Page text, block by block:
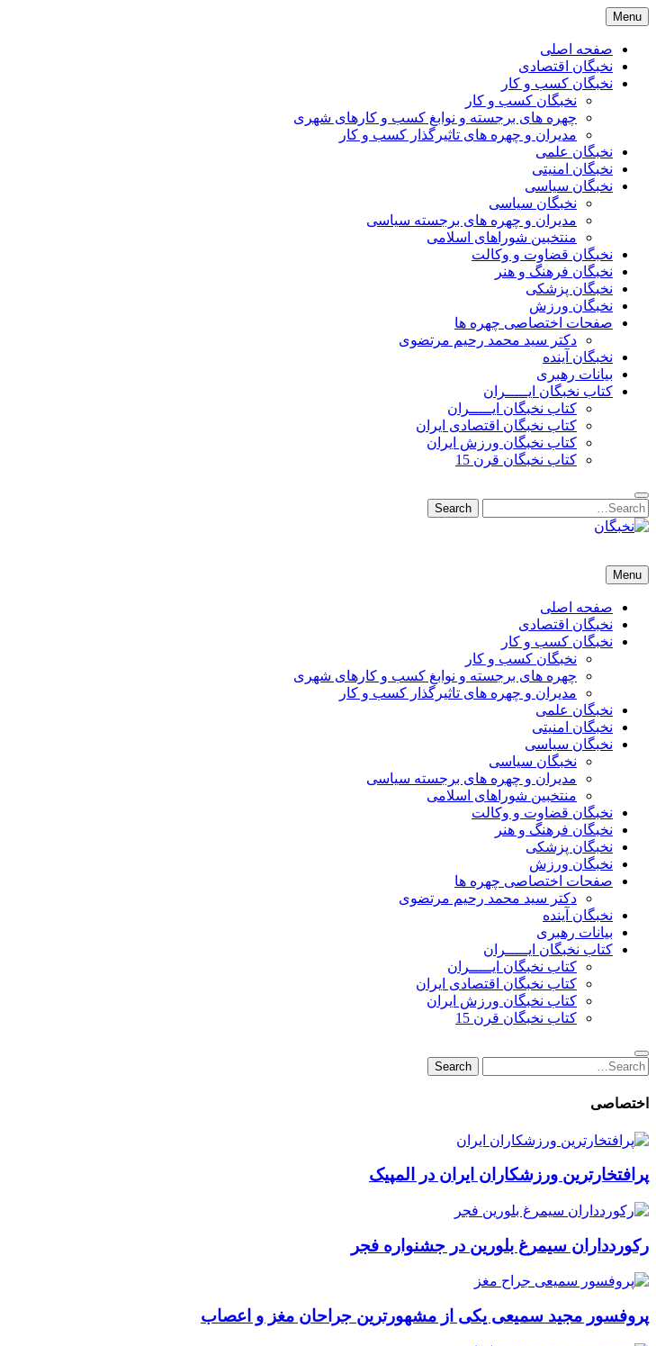
Skip
to
content
Menu
صفحه اصلی
نخبگان اقتصادی
نخبگان کسب و کار
نخبگان کسب و کار
چهره های برجسته و نوابغ کسب و کارهای شهری
مدیران و چهره های تاثیرگذار کسب و کار
نخبگان علمی
نخبگان امنیتی
نخبگان سیاسی
نخبگان سیاسی
مدیران و چهره های برجسته سیاسی
منتخبین شوراهای اسلامی
نخبگان قضاوت و وکالت
نخبگان فرهنگ و هنر
نخبگان پزشکی
نخبگان ورزش
صفحات اختصاصی چهره ها
دکتر سید محمد رحیم مرتضوی
نخبگان آینده
بیانات رهبری
کتاب نخبگان ایـــــران
کتاب نخبگان ایـــــران
کتاب نخبگان اقتصادی ایران
کتاب نخبگان ورزش ایران
کتاب نخبگان قرن 15
Search
for:
Search
نخبگان تایمز/ کتاب نخبگان + پورتال رسمی کتاب نخبگان ایران – کتاب نخبگان اقتصادی ایران – کتاب نخبگان قرن 15 – کتاب نخبگان ورزش ایران – کتاب نخبگان کسب و کار ایران – کتاب نخبگان ایران
Menu
صفحه اصلی
نخبگان اقتصادی
نخبگان کسب و کار
نخبگان کسب و کار
چهره های برجسته و نوابغ کسب و کارهای شهری
مدیران و چهره های تاثیرگذار کسب و کار
نخبگان علمی
نخبگان امنیتی
نخبگان سیاسی
نخبگان سیاسی
مدیران و چهره های برجسته سیاسی
منتخبین شوراهای اسلامی
نخبگان قضاوت و وکالت
نخبگان فرهنگ و هنر
نخبگان پزشکی
نخبگان ورزش
صفحات اختصاصی چهره ها
دکتر سید محمد رحیم مرتضوی
نخبگان آینده
بیانات رهبری
کتاب نخبگان ایـــــران
کتاب نخبگان ایـــــران
کتاب نخبگان اقتصادی ایران
کتاب نخبگان ورزش ایران
کتاب نخبگان قرن 15
Search
for:
Search
اختصاصی
پرافتخارترین ورزشکاران ایران در المپیک
رکوردداران سیمرغ بلورین در جشنواره فجر
پروفسور مجید سمیعی یکی از مشهورترین جراحان مغز و اعصاب